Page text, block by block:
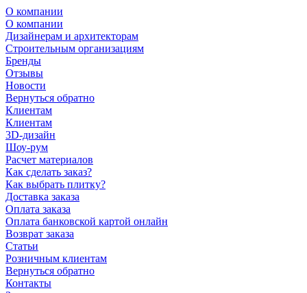
О компании
О компании
Дизайнерам и архитекторам
Строительным организациям
Бренды
Отзывы
Новости
Вернуться обратно
Клиентам
Клиентам
3D-дизайн
Шоу-рум
Расчет материалов
Как сделать заказ?
Как выбрать плитку?
Доставка заказа
Оплата заказа
Оплата банковской картой онлайн
Возврат заказа
Статьи
Розничным клиентам
Вернуться обратно
Контакты